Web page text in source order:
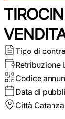
Tipo di
Retribuzione
Codice
Data di
Città